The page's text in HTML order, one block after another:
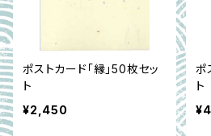
ポストカード「縁」50枚セッ
ト
¥2,450
ポ
ト